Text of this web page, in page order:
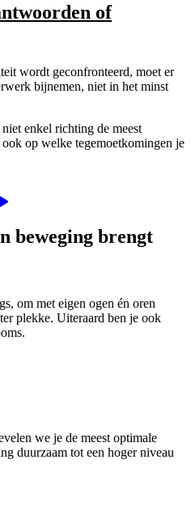
of
wordt geconfronteerd, moet er
bijnemen, niet in het minst
enkel richting de meest
op welke tegemoetkomingen je
beweging brengt
om met eigen ogen én oren
plekke. Uiteraard ben je ook
we je de meest optimale
duurzaam tot een hoger niveau